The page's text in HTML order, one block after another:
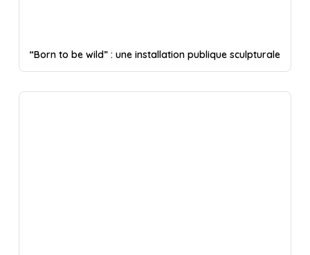
“Born to be wild” : une installation publique sculpturale